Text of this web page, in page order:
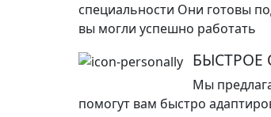
специальности Они готовы
вы могли успешно работать
БЫСТРОЕ
Мы
помогут вам быстро